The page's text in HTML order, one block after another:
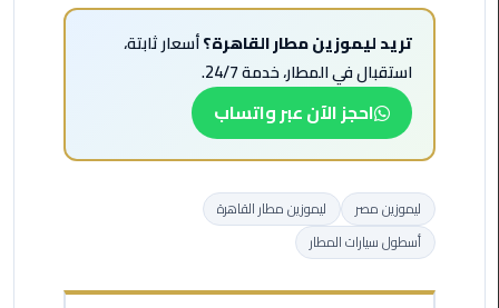
ليموزين
والعكس
مرسيدس
بالسائق
تريد ليموزين مطار القاهرة؟أسعار ثابتة،
استقبال في المطار، خدمة 24/7.
احجز الآن عبر واتساب
ليموزين مصر
ليموزين مطار القاهرة
أسطول سيارات المطار